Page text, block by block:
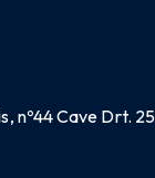
nº44 Cave Drt.